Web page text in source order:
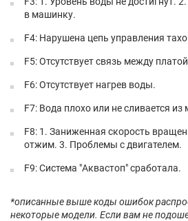
в машинку.
F4: Нарушена цепь управления
F5: Отсутствует связь между
F6: Отсутствует нагрев воды.
F7: Вода плохо или не сливается
F8: 1. Заниженная скорость
отжим. 3. Проблемы с двигателем.
F9: Система "Аквастоп" сработала.
*описанные выше коды ошибок
некоторые модели. Если вам не